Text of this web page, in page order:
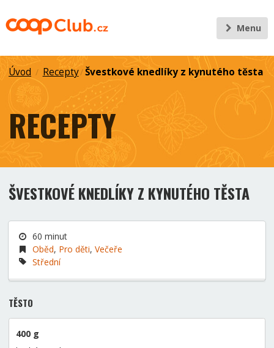
Menu
Úvod / Recepty/Švestkové knedlíky z kynutého těsta
RECEPTY
ŠVESTKOVÉ KNEDLÍKY Z KYNUTÉHO TĚSTA
60 minut
Oběd, Pro děti, Večeře
Střední
TĚSTO
400 g